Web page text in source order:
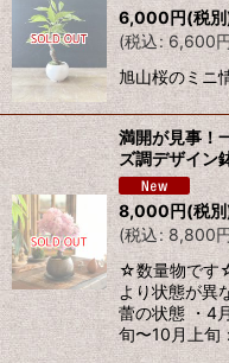
6,000円(税
(税込: 6,600
旭山桜のミニ
満開が見事！
ズ調デザイン
8,000円(税
(税込: 8,800
☆数量物です
より状態が異
蕾の状態 ・4
旬〜10月上旬